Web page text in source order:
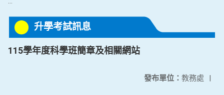
升學考試訊息
115學年度科學班簡章及相關網站
發布單位： 教務處 |